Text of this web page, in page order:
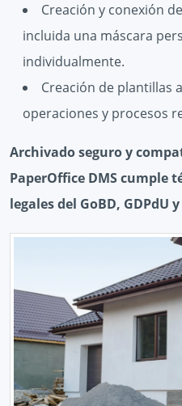
Creación y conexión
incluida una máscara
individualmente.
Creación de plantillas
operaciones y procesos
Archivado seguro y
PaperOffice DMS cumple
legales del GoBD, GDPdU y